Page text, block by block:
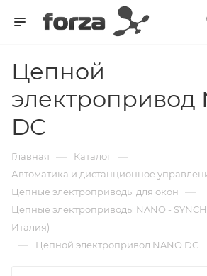
Цепной
электропривод
DC
Главная — Каталог —
Автоматика и дистанционное
Цепные электроприводы для окон —
Цепные электроприводы NANO -
Италия)
— Цепной электропривод NANO DC